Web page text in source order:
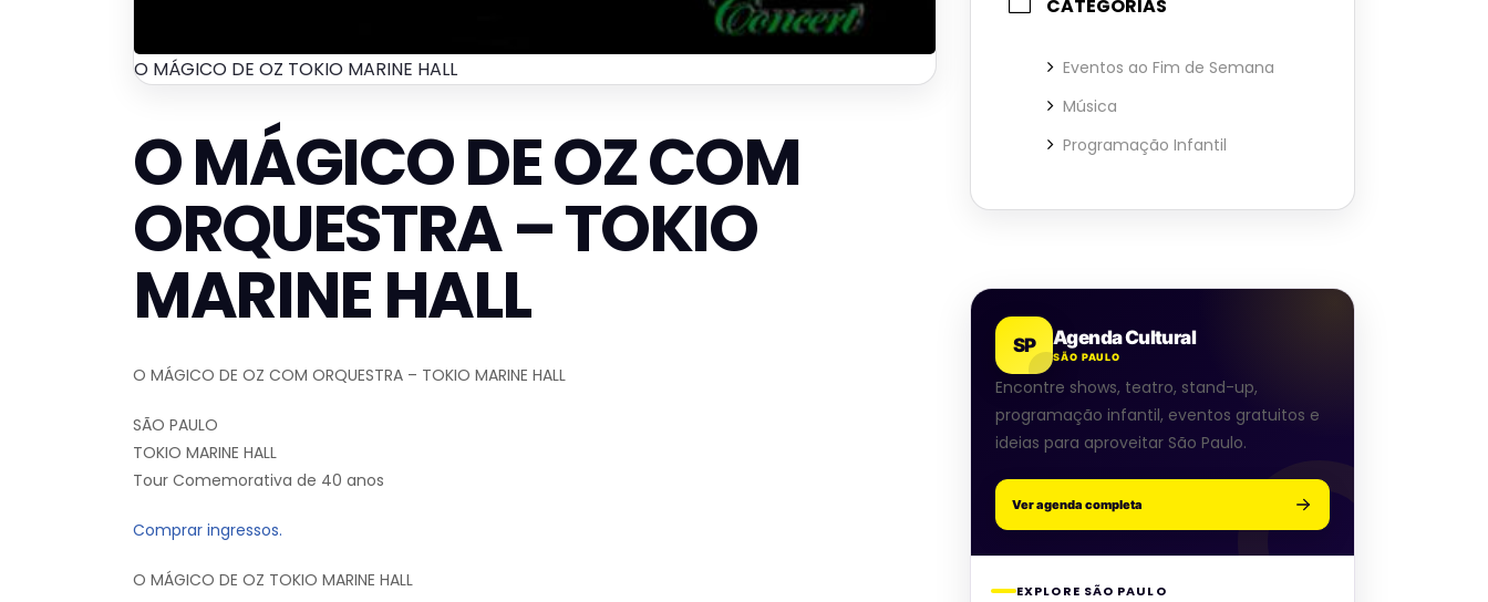
O MÁGICO DE OZ TOKIO MARINE HALL
O MÁGICO DE OZ COM
ORQUESTRA – TOKIO
MARINE HALL
O MÁGICO DE OZ COM ORQUESTRA – TOKIO MARINE HALL
SÃO PAULO
TOKIO MARINE HALL
Tour Comemorativa de 40 anos
Comprar ingressos.
O MÁGICO DE OZ TOKIO MARINE HALL
CATEGORIAS
Eventos ao Fim de Semana
Música
Programação Infantil
SP Agenda Cultural
SÃO PAULO
Encontre shows, teatro, stand-up,
programação infantil, eventos gratuitos e
ideias para aproveitar São Paulo.
Ver agenda completa
EXPLORE SÃO PAULO